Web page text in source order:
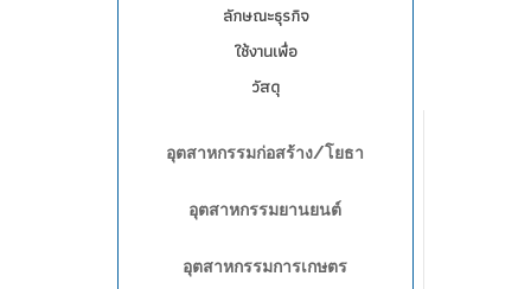
ลักษณะธุรกิจ
ใช้งานเพื่อ
วัสดุ
อุตสาหกรรมก่อสร้าง/โยธา
อุตสาหกรรมยานยนต์
อุตสาหกรรมการเกษตร